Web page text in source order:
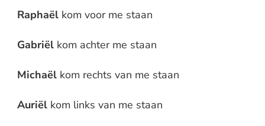
Raphaël kom voor me staan
Gabriël kom achter me staan
Michaël kom rechts van me staan
Auriël kom links van me staan